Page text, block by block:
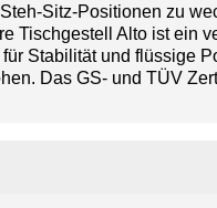
Sitz-Positionen zu
Tischgestell Alto ist ein
Stabilität und flüssige
Das GS- und TÜV